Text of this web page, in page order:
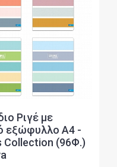
Ριγέ με
εξώφυλλο A4 -
Collection (96Φ.)